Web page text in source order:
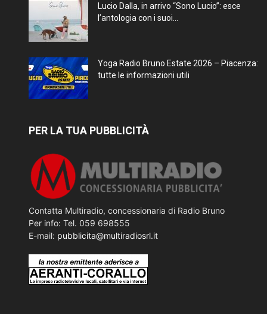
Lucio Dalla, in arrivo “Sono Lucio”: esce
l’antologia con i suoi...
Yoga Radio Bruno Estate 2026 – Piacenza:
tutte le informazioni utili
PER LA TUA PUBBLICITÀ
Contatta Multiradio, concessionaria di Radio Bruno
Per info: Tel. 059 698555
E-mail: pubblicita@multiradiosrl.it